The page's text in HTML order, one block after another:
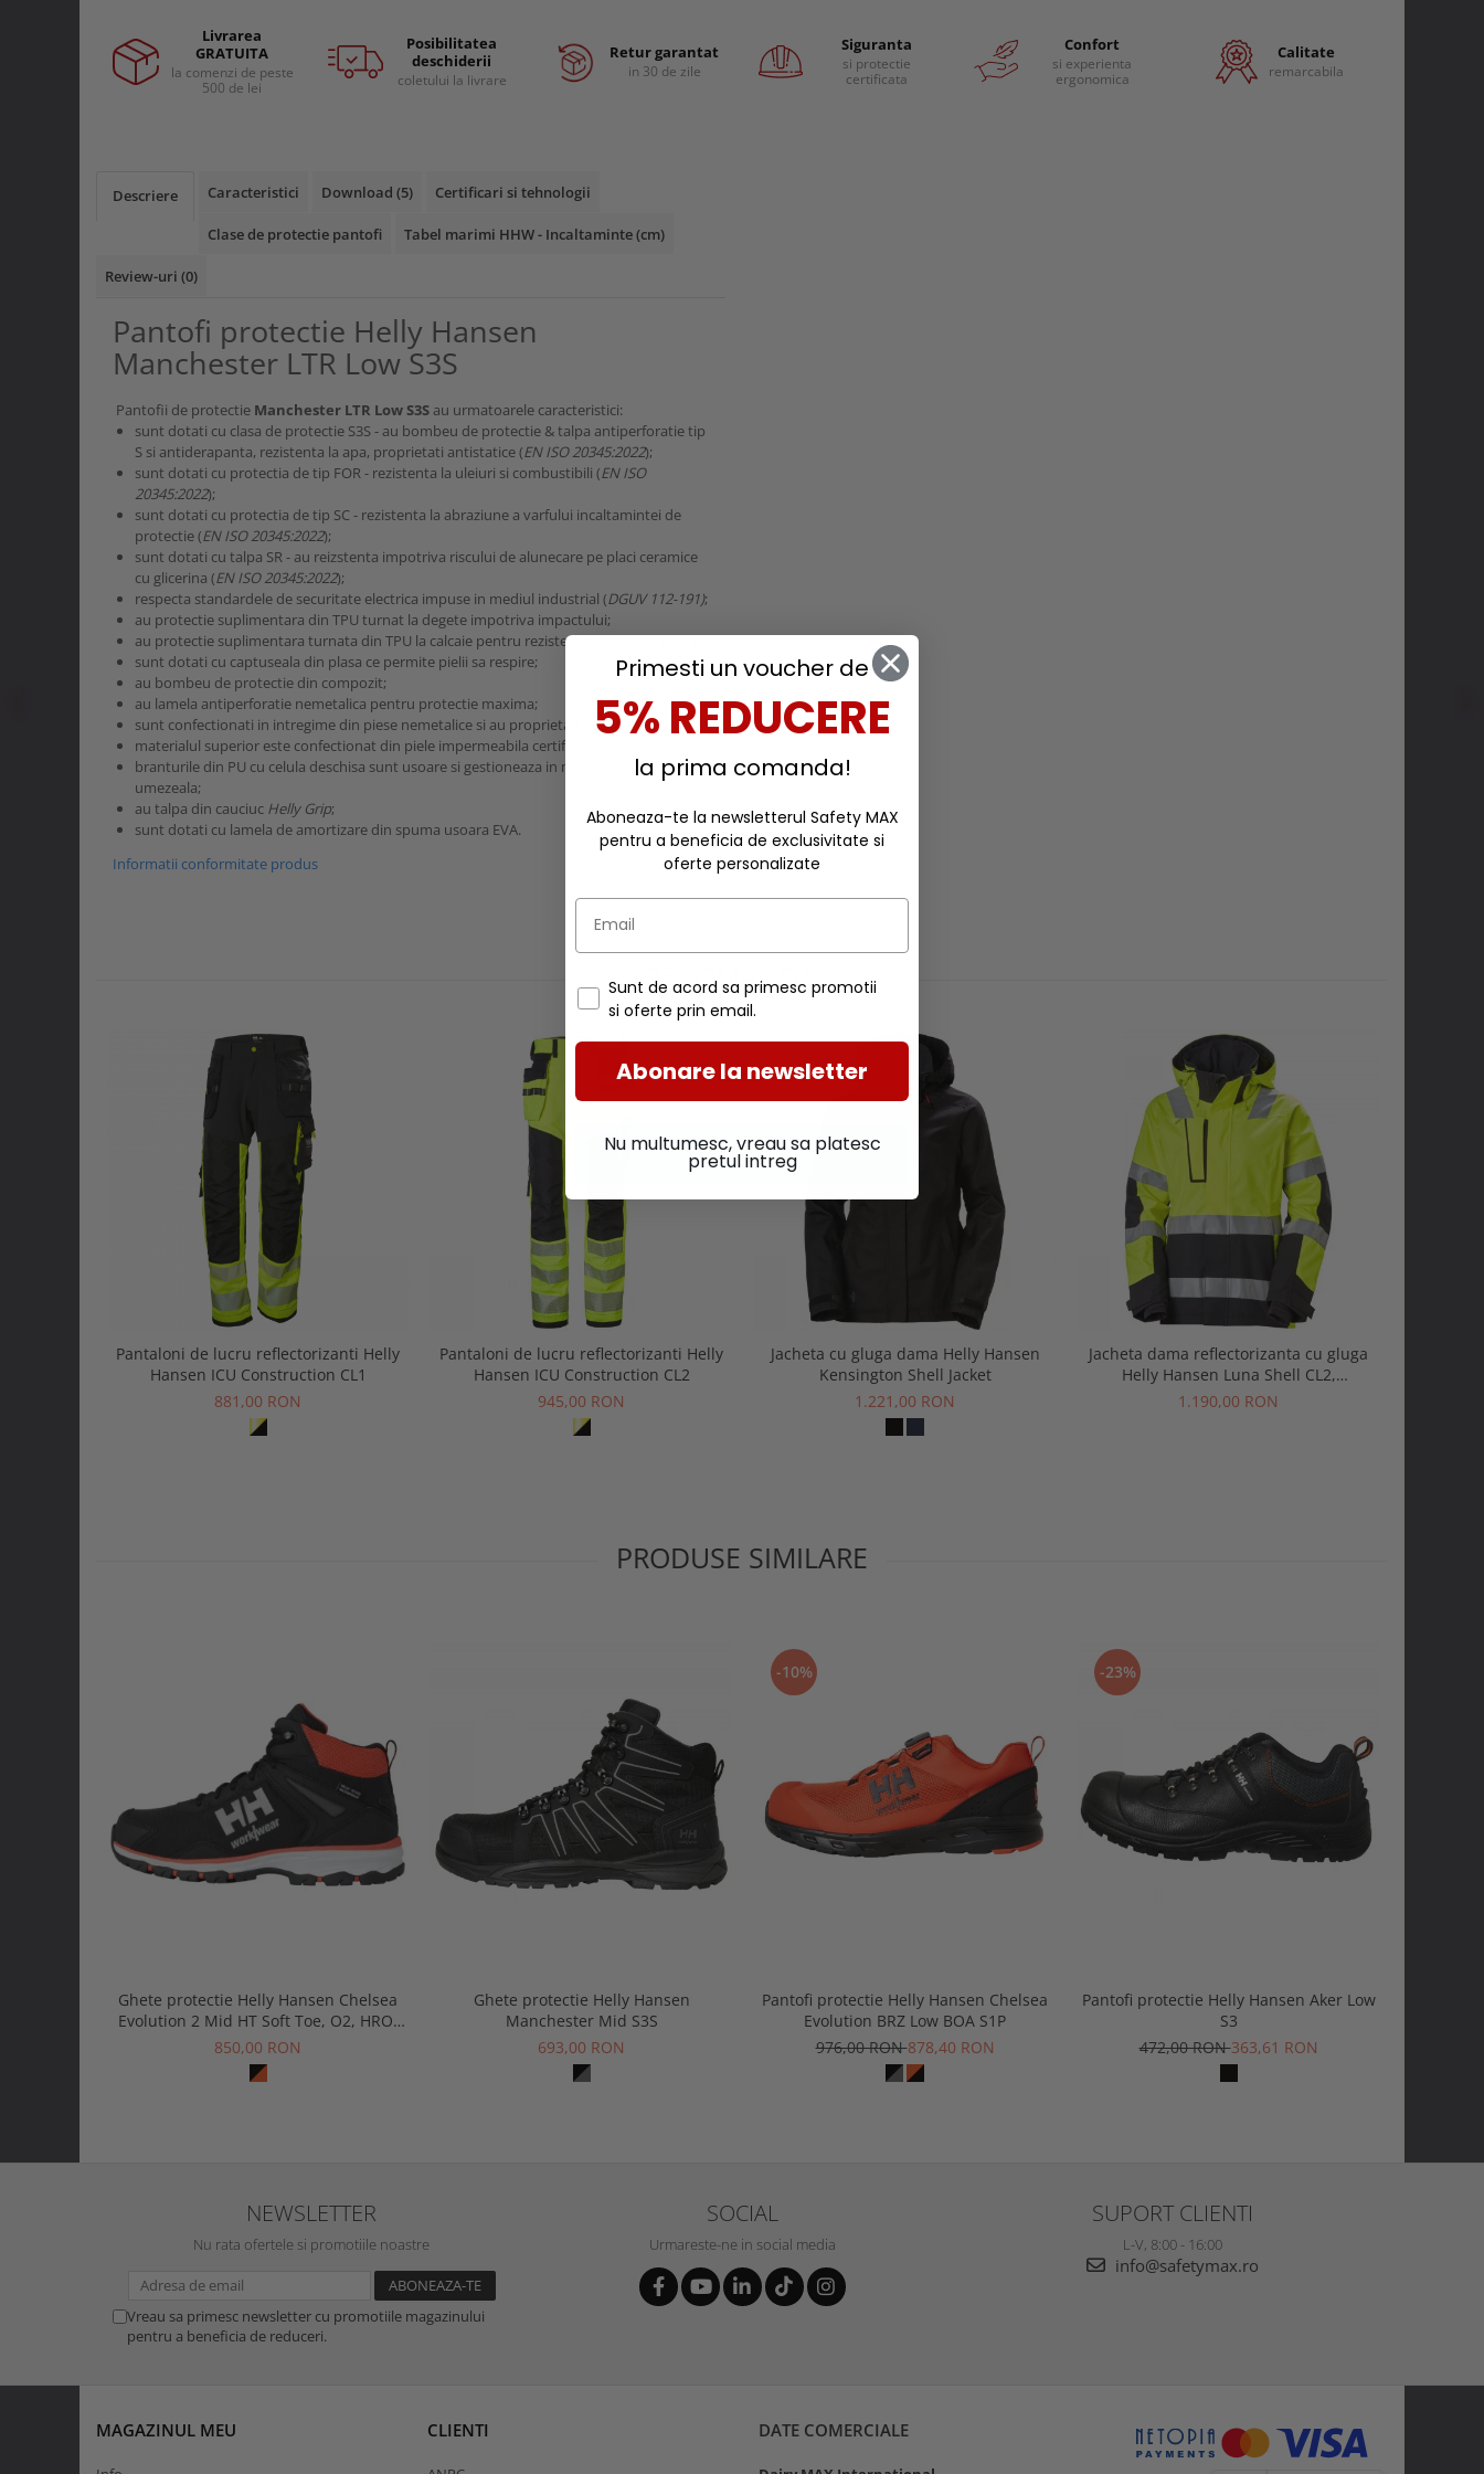
Alte accesorii echipamente
Echipamente muncitori ferma
Echipamente trimeri ongloane
Masti protectie
Manusi protectie
Livrarea
GRATUITA
la comenzi de peste
500 de lei
Posibilitatea
deschiderii
coletului la livrare
Retur garantat
in 30 de zile
Siguranta
si protectie
certificata
Confort
si experienta
ergonomica
Calitate
remarcabila
Descriere Caracteristici Download (5) Certificari si tehnologii
Clase de protectie pantofi Tabel marimi HHW - Incaltaminte (cm)
Review-uri (0)
Pantofi protectie Helly Hansen
Manchester LTR Low S3S
Pantofii de protectie Manchester LTR Low S3S au urmatoarele caracteristici:
sunt dotati cu clasa de protectie S3S - au bombeu de protectie & talpa antiperforatie tip
S si antiderapanta, rezistenta la apa, proprietati antistatice (EN ISO 20345:2022);
sunt dotati cu protectia de tip FOR - rezistenta la uleiuri si combustibili (EN ISO
20345:2022);
sunt dotati cu protectia de tip SC - rezistenta la abraziune a varfului incaltamintei de
protectie (EN ISO 20345:2022);
sunt dotati cu talpa SR - au reizstenta impotriva riscului de alunecare pe placi ceramice
cu glicerina (EN ISO 20345:2022);
respecta standardele de securitate electrica impuse in mediul industrial (DGUV 112-191);
au protectie suplimentara din TPU turnat la degete impotriva impactului;
au protectie suplimentara turnata din TPU la calcaie pentru rezistenta impotriva uzurii;
sunt dotati cu captuseala din plasa ce permite pielii sa respire;
au bombeu de protectie din compozit;
au lamela antiperforatie nemetalica pentru protectie maxima;
sunt confectionati in intregime din piese nemetalice si au proprietati antistatice;
materialul superior este confectionat din piele impermeabila certificata
branturile din PU cu celula deschisa sunt usoare si gestioneaza in mod eficient
umezeala;
au talpa din cauciuc Helly Grip;
sunt dotati cu lamela de amortizare din spuma usoara EVA.
Informatii conformitate produs
RECOMANDARI
Pantaloni de lucru reflectorizanti Helly
Hansen ICU Construction CL1
881,00 RON
Pantaloni de lucru reflectorizanti Helly
Hansen ICU Construction CL2
945,00 RON
Jacheta cu gluga dama Helly Hansen
Kensington Shell Jacket
1.221,00 RON
Jacheta dama reflectorizanta cu gluga
Helly Hansen Luna Shell CL2,
galben/negru, XL
1.190,00 RON
PRODUSE SIMILARE
Ghete protectie Helly Hansen Chelsea
Evolution 2 Mid HT Soft Toe, O2, HRO,
SRC, ESD
850,00 RON
Ghete protectie Helly Hansen
Manchester Mid S3S
693,00 RON
-10%
Pantofi protectie Helly Hansen Chelsea
Evolution BRZ Low BOA S1P
976,00 RON878,40 RON
-23%
Pantofi protectie Helly Hansen Aker Low
S3
472,00 RON363,61 RON
NEWSLETTER
Nu rata ofertele si promotiile noastre
Vreau sa primesc newsletter cu promotiile magazinului
pentru a beneficia de reduceri.
SOCIAL
Urmareste-ne in social media
SUPORT CLIENTI
L-V, 8:00 - 16:00
info@safetymax.ro
MAGAZINUL MEU CLIENTI DATE COMERCIALE
Primesti un voucher de
5% REDUCERE
la prima comanda!
Aboneaza-te la newsletterul Safety MAX
pentru a beneficia de exclusivitate si
oferte personalizate
Sunt de acord sa primesc promotii
si oferte prin email.
Abonare la newsletter
Nu multumesc, vreau sa platesc
pretul intreg